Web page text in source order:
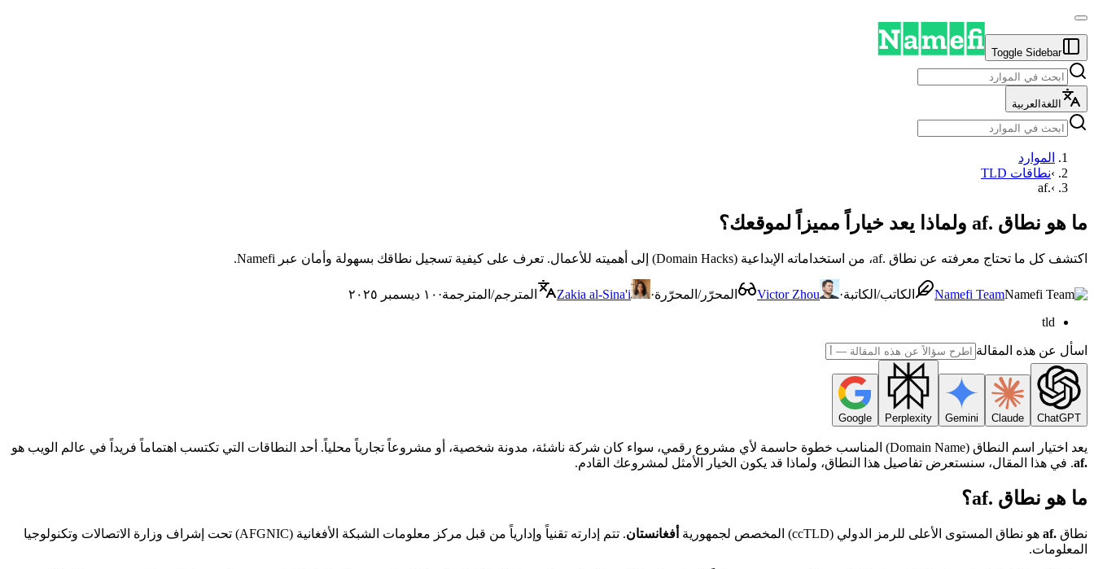
Toggle Sidebar
اللغة العربية
الموارد
›نطاقات TLD
›
.af
ما هو نطاق .af ولماذا يعد خياراً مميزاً لموقعك؟
اكتشف كل ما تحتاج معرفته عن نطاق .af، من استخداماته الإبداعية (Domain Hacks) إلى أهميته للأعمال. تعرف على كيفية تسجيل نطاقك بسهولة وأمان عبر Namefi.
Namefi Team الكاتب/الكاتبة·
Victor Zhou المحرّر/المحرّرة·
Zakia al-Sina'i المترجم/المترجمة· ١٠ ديسمبر ٢٠٢٥
tld
اسأل عن هذه المقالة
ChatGPT
Claude
Gemini
Perplexity
Google
يعد اختيار اسم النطاق (Domain Name) المناسب خطوة حاسمة لأي مشروع رقمي، سواء كان شركة ناشئة، مدونة شخصية، أو مشروعاً تجارياً محلياً. أحد النطاقات التي تكتسب اهتماماً فريداً في عالم الويب هو
.af
. في هذا المقال، سنستعرض تفاصيل هذا النطاق، ولماذا قد يكون الخيار الأمثل لمشروعك القادم.
ما هو نطاق .af؟
نطاق .af هو نطاق المستوى الأعلى للرمز الدولي (ccTLD) المخصص لجمهورية أفغانستان
. تتم إدارته تقنياً وإدارياً من قبل مركز معلومات الشبكة الأفغانية (AFGNIC) تحت إشراف وزارة الاتصالات وتكنولوجيا
المعلومات.